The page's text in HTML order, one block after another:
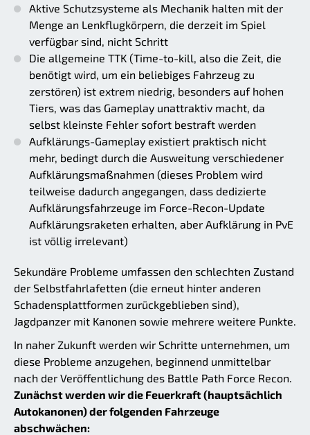
Aktive Schutzsysteme als Mechanik halten mit der
Menge an Lenkflugkörpern, die derzeit im Spiel
verfügbar sind, nicht Schritt
Die allgemeine TTK (Time-to-kill, also die Zeit, die
benötigt wird, um ein beliebiges Fahrzeug zu
zerstören) ist extrem niedrig, besonders auf hohen
Tiers, was das Gameplay unattraktiv macht, da
selbst kleinste Fehler sofort bestraft werden
Aufklärungs-Gameplay existiert praktisch nicht
mehr, bedingt durch die Ausweitung verschiedener
Aufklärungsmaßnahmen (dieses Problem wird
teilweise dadurch angegangen, dass dedizierte
Aufklärungsfahrzeuge im Force-Recon-Update
Aufklärungsraketen erhalten, aber Aufklärung in PvE
ist völlig irrelevant)
Sekundäre Probleme umfassen den schlechten Zustand
der Selbstfahrlafetten (die erneut hinter anderen
Schadensplattformen zurückgeblieben sind),
Jagdpanzer mit Kanonen sowie mehrere weitere Punkte.
In naher Zukunft werden wir Schritte unternehmen, um
diese Probleme anzugehen, beginnend unmittelbar
nach der Veröffentlichung des Battle Path Force Recon.
Zunächst werden wir die Feuerkraft (hauptsächlich
Autokanonen) der folgenden Fahrzeuge
abschwächen: